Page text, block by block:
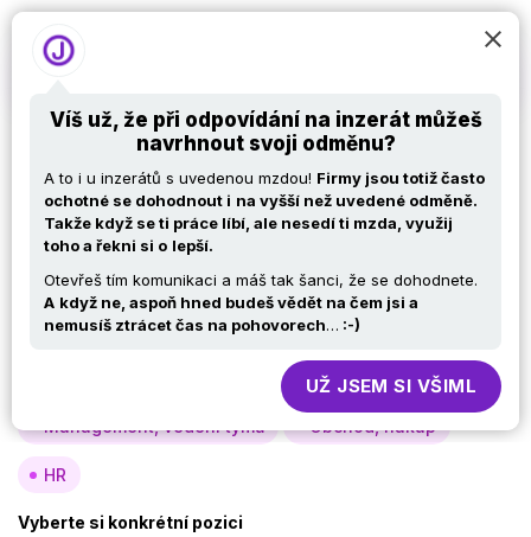
Nabídky práce v IT –
.NET developer
Vyberte si oblast
Analýza, návrh
Vývoj Testy
Provoz, infra
Management, vedení týmů Obchod, nákup
HR
Vyberte si konkrétní pozici
Víš už, že při odpovídání na inzerát můžeš
navrhnout svoji odměnu?
A to i u inzerátů s uvedenou mzdou! Firmy jsou totiž často
ochotné se dohodnout i na vyšší než uvedené odměně.
Takže když se ti práce líbí, ale nesedí ti mzda, využij
toho a řekni si o lepší.
Otevřeš tím komunikaci a máš tak šanci, že se dohodnete.
A když ne, aspoň hned budeš vědět na čem jsi a
nemusíš ztrácet čas na pohovorech… :-)
UŽ JSEM SI VŠIML